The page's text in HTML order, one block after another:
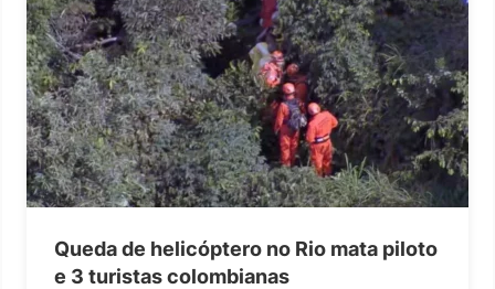
Queda de helicóptero no Rio mata piloto
e 3 turistas colombianas